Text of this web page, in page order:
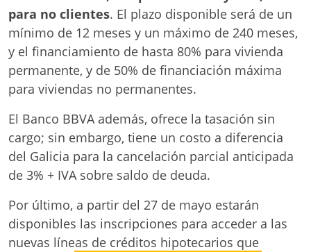
para no clientes. El plazo disponible será de un
mínimo de 12 meses y un máximo de 240 meses,
y el financiamiento de hasta 80% para vivienda
permanente, y de 50% de financiación máxima
para viviendas no permanentes.
El Banco BBVA además, ofrece la tasación sin
cargo; sin embargo, tiene un costo a diferencia
del Galicia para la cancelación parcial anticipada
de 3% + IVA sobre saldo de deuda.
Por último, a partir del 27 de mayo estarán
disponibles las inscripciones para acceder a las
nuevas líneas de créditos hipotecarios que